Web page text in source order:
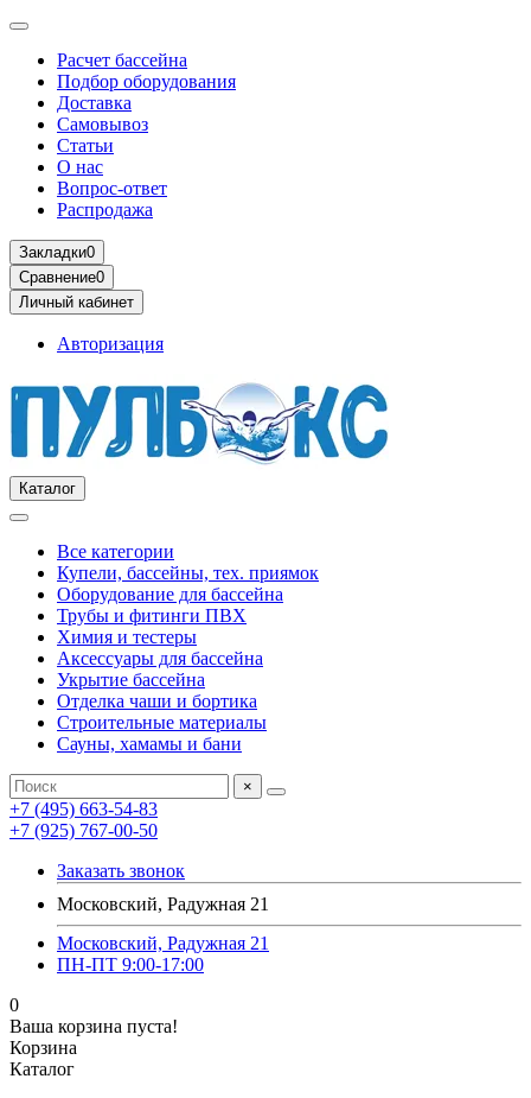
Расчет бассейна
Подбор оборудования
Доставка
Самовывоз
Статьи
О нас
Вопрос-ответ
Распродажа
Закладки0
Сравнение0
Личный кабинет
Авторизация
Каталог
Все категории
Купели, бассейны, тех. приямок
Оборудование для бассейна
Трубы и фитинги ПВХ
Химия и тестеры
Аксессуары для бассейна
Укрытие бассейна
Отделка чаши и бортика
Строительные материалы
Сауны, хамамы и бани
×
+7 (495) 663-54-83
+7 (925) 767-00-50
Заказать звонок
Московский, Радужная 21
Московский, Радужная 21
ПН-ПТ 9:00-17:00
0
Ваша корзина пуста!
Корзина
Каталог